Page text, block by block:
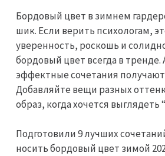
Бордовый цвет в зимнем
шик. Если верить психологам,
уверенность, роскошь и
бордовый цвет всегда в тренде.
эффектные сочетания
Добавляйте вещи разных
образ, когда хочется выглядеть
Подготовили 9 лучших
носить бордовый цвет зимой